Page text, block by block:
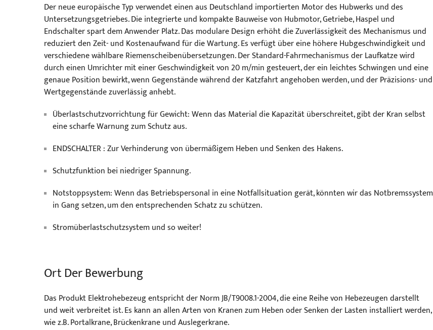
Der neue europäische Typ verwendet einen aus Deutschland importierten Motor des Hubwerks und des
Untersetzungsgetriebes. Die integrierte und kompakte Bauweise von Hubmotor, Getriebe, Haspel und
Endschalter spart dem Anwender Platz. Das modulare Design erhöht die Zuverlässigkeit des Mechanismus und
reduziert den Zeit- und Kostenaufwand für die Wartung. Es verfügt über eine höhere Hubgeschwindigkeit und
verschiedene wählbare Riemenscheibenübersetzungen. Der Standard-Fahrmechanismus der Laufkatze wird
durch einen Umrichter mit einer Geschwindigkeit von 20 m/min gesteuert, der ein leichtes Schwingen und eine
genaue Position bewirkt, wenn Gegenstände während der Katzfahrt angehoben werden, und der Präzisions- und
Wertgegenstände zuverlässig anhebt.
Überlastschutzvorrichtung für Gewicht: Wenn das Material die Kapazität überschreitet, gibt der Kran selbst
eine scharfe Warnung zum Schutz aus.
ENDSCHALTER : Zur Verhinderung von übermäßigem Heben und Senken des Hakens.
Schutzfunktion bei niedriger Spannung.
Notstoppsystem: Wenn das Betriebspersonal in eine Notfallsituation gerät, könnten wir das Notbremssystem
in Gang setzen, um den entsprechenden Schatz zu schützen.
Stromüberlastschutzsystem und so weiter!
Ort Der Bewerbung
Das Produkt Elektrohebezeug entspricht der Norm JB/T9008.1-2004, die eine Reihe von Hebezeugen darstellt
und weit verbreitet ist. Es kann an allen Arten von Kranen zum Heben oder Senken der Lasten installiert werden,
wie z.B. Portalkrane, Brückenkrane und Auslegerkrane.